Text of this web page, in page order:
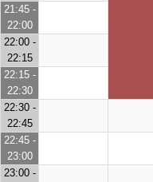
21:45 -
22:00
22:00 -
22:15
22:15 -
22:30
22:30 -
22:45
22:45 -
23:00
23:00 -